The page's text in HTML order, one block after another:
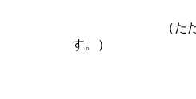
（ただし、営利
す。）